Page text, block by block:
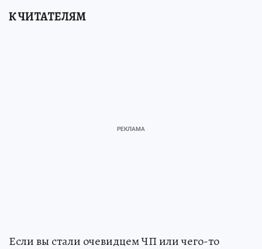
К ЧИТАТЕЛЯМ
Если вы стали очевидцем ЧП или чего-то